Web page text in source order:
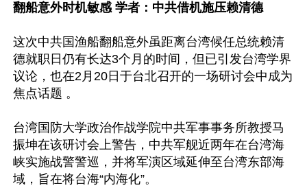
翻船意外时机敏感 学者：中共借机施压赖清德
这次中共国渔船翻船意外虽距离台湾候任总统赖清
德就职日仍有长达3个月的时间，但已引发台湾学界
议论，也在2月20日于台北召开的一场研讨会中成为
焦点话题 。
台湾国防大学政治作战学院中共军事事务所教授马
振坤在该研讨会上警告，中共军舰近两年在台湾海
峡实施战警警巡，并将军演区域延伸至台湾东部海
域，旨在将台海“内海化”。